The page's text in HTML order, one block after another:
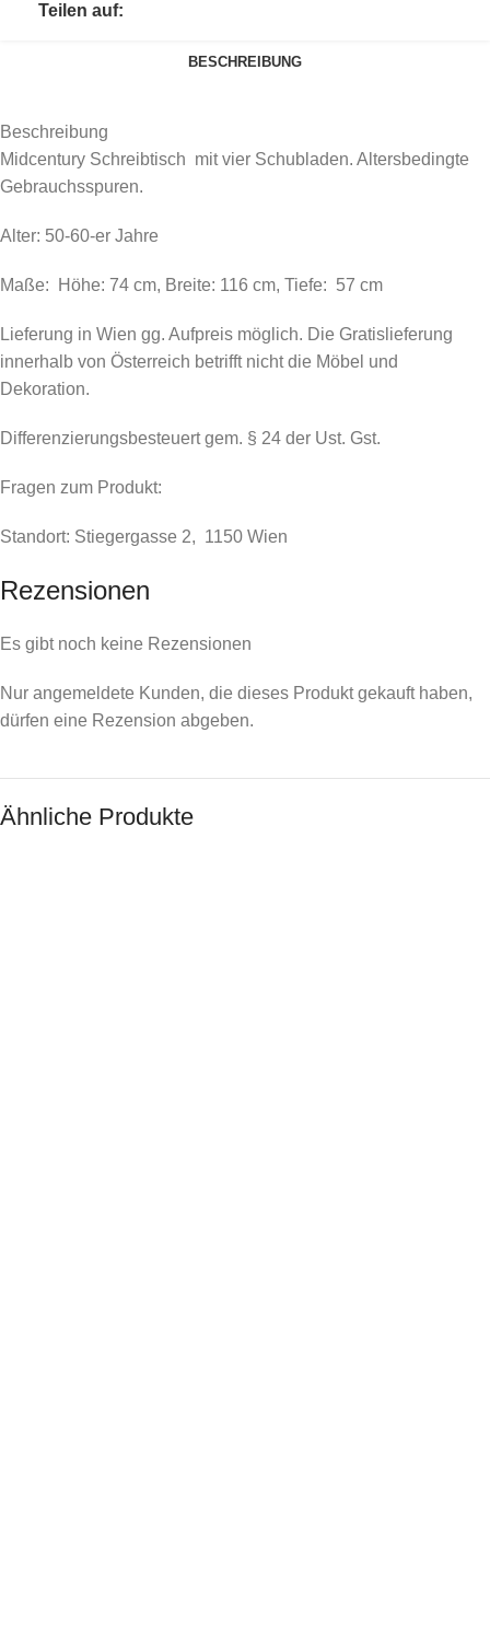
Teilen auf:
BESCHREIBUNG
Beschreibung
Midcentury Schreibtisch mit vier Schubladen. Altersbedingte
Gebrauchsspuren.
Alter: 50-60-er Jahre
Maße: Höhe: 74 cm, Breite: 116 cm, Tiefe: 57 cm
Lieferung in Wien gg. Aufpreis möglich. Die Gratislieferung
innerhalb von Österreich betrifft nicht die Möbel und
Dekoration.
Differenzierungsbesteuert gem. § 24 der Ust. Gst.
Fragen zum Produkt:
Standort: Stiegergasse 2, 1150 Wien
Rezensionen
Es gibt noch keine Rezensionen
Nur angemeldete Kunden, die dieses Produkt gekauft haben,
dürfen eine Rezension abgeben.
Ähnliche Produkte